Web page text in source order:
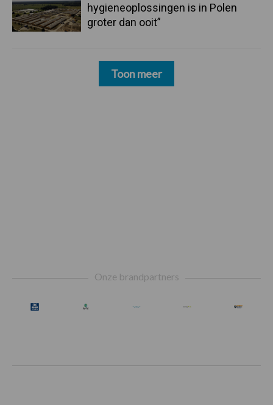
hygieneoplossingen is in Polen
groter dan ooit”
Toon meer
Onze brandpartners